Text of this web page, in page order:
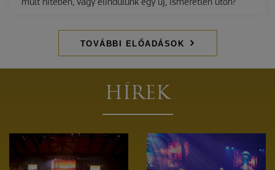
múlt hitében, vagy elindulunk egy új, ismeretlen úton?
TOVÁBBI ELŐADÁSOK
HÍREK